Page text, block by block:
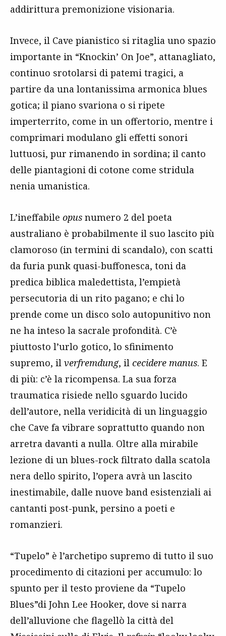
addirittura premonizione visionaria.
Invece, il Cave pianistico si ritaglia uno spazio
importante in “Knockin’ On Joe”, attanagliato,
continuo srotolarsi di patemi tragici, a
partire da una lontanissima armonica blues
gotica; il piano svariona o si ripete
imperterrito, come in un offertorio, mentre i
comprimari modulano gli effetti sonori
luttuosi, pur rimanendo in sordina; il canto
delle piantagioni di cotone come stridula
nenia umanistica.
L’ineffabile opus numero 2 del poeta
australiano è probabilmente il suo lascito più
clamoroso (in termini di scandalo), con scatti
da furia punk quasi-buffonesca, toni da
predica biblica maledettista, l’empietà
persecutoria di un rito pagano; e chi lo
prende come un disco solo autopunitivo non
ne ha inteso la sacrale profondità. C’è
piuttosto l’urlo gotico, lo sfinimento
supremo, il verfremdung, il cecidere manus. E
di più: c’è la ricompensa. La sua forza
traumatica risiede nello sguardo lucido
dell’autore, nella veridicità di un linguaggio
che Cave fa vibrare soprattutto quando non
arretra davanti a nulla. Oltre alla mirabile
lezione di un blues-rock filtrato dalla scatola
nera dello spirito, l’opera avrà un lascito
inestimabile, dalle nuove band esistenziali ai
cantanti post-punk, persino a poeti e
romanzieri.
“Tupelo” è l’archetipo supremo di tutto il suo
procedimento di citazioni per accumulo: lo
spunto per il testo proviene da “Tupelo
Blues”di John Lee Hooker, dove si narra
dell’alluvione che flagellò la città del